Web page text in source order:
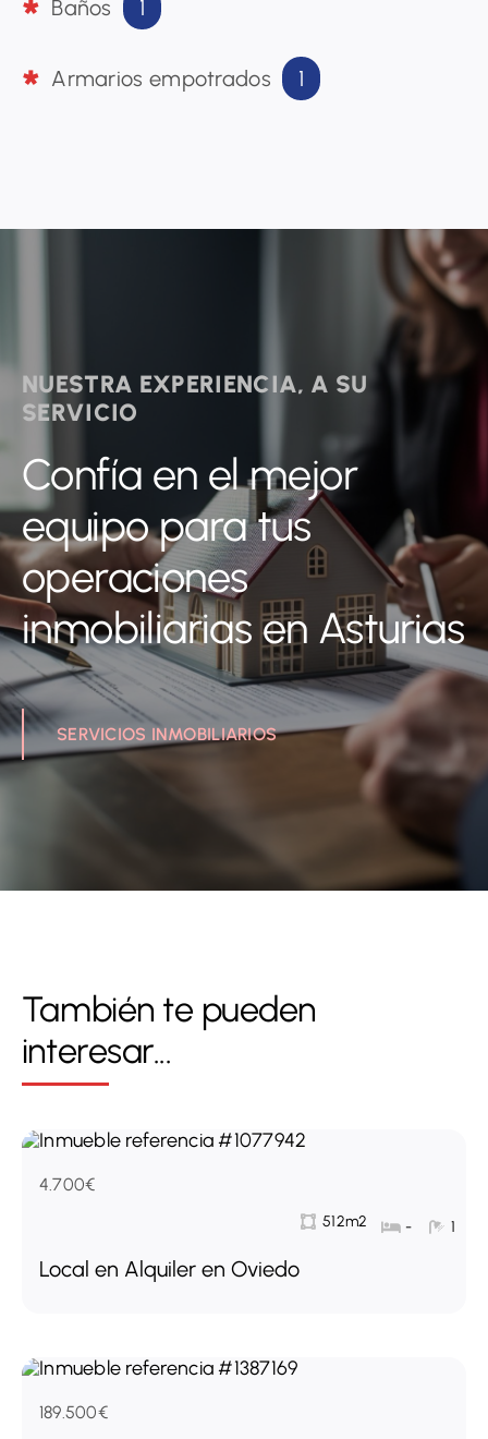
Baños 1
Armarios empotrados 1
NUESTRA EXPERIENCIA, A SU
SERVICIO
Confía en el mejor
equipo para tus
operaciones
inmobiliarias en Asturias
SERVICIOS INMOBILIARIOS
También te pueden
interesar...
4.700€
512m2 - 1
Local en Alquiler en Oviedo
189.500€